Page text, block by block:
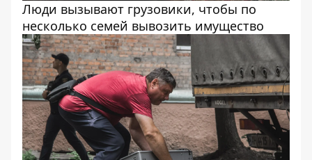
Люди вызывают грузовики, чтобы по
несколько семей вывозить имущество